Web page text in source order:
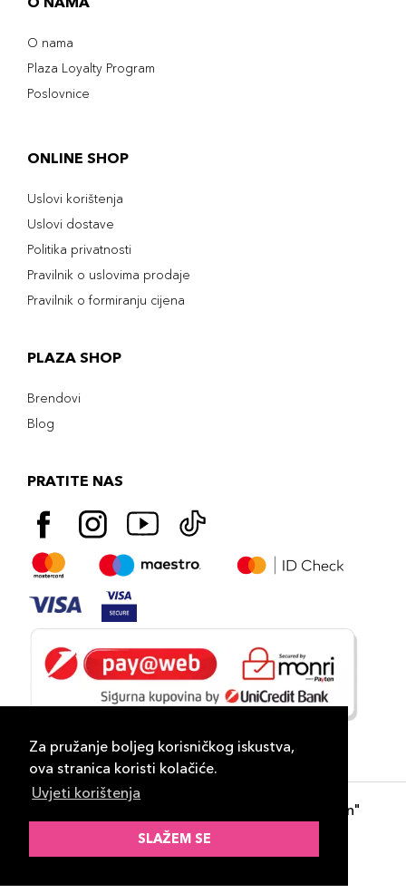
Za pružanje boljeg korisničkog iskustva,
ova stranica koristi kolačiće.
Uvjeti korištenja
SLAŽEM SE
O nama
Plaza Loyalty Program
Poslovnice
ONLINE SHOP
Uslovi korištenja
Uslovi dostave
Politika privatnosti
Pravilnik o uslovima prodaje
Pravilnik o formiranju cijena
PLAZA SHOP
Brendovi
Blog
PRATITE NAS
- "DP Lux Distribution"
d.o.o. Banja Luka
ID-S Consulting d.o.o. Sarajevo